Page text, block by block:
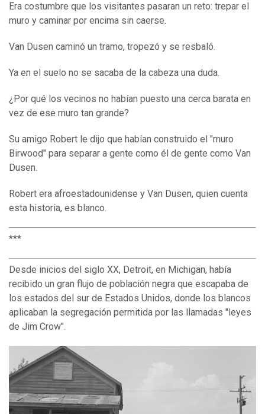
Era costumbre que los visitantes pasaran un reto: trepar el
muro y caminar por encima sin caerse.
Van Dusen caminó un tramo, tropezó y se resbaló.
Ya en el suelo no se sacaba de la cabeza una duda.
¿Por qué los vecinos no habían puesto una cerca barata en
vez de ese muro tan grande?
Su amigo Robert le dijo que habían construido el "muro
Birwood" para separar a gente como él de gente como Van
Dusen.
Robert era afroestadounidense y Van Dusen, quien cuenta
esta historia, es blanco.
***
Desde inicios del siglo XX, Detroit, en Michigan, había
recibido un gran flujo de población negra que escapaba de
los estados del sur de Estados Unidos, donde los blancos
aplicaban la segregación permitida por las llamadas "leyes
de Jim Crow".